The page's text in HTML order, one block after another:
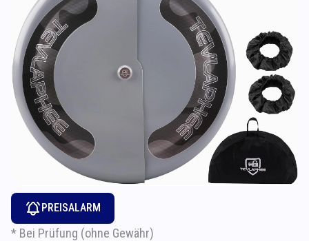
PREISALARM
* Bei Prüfung (ohne Gewähr)